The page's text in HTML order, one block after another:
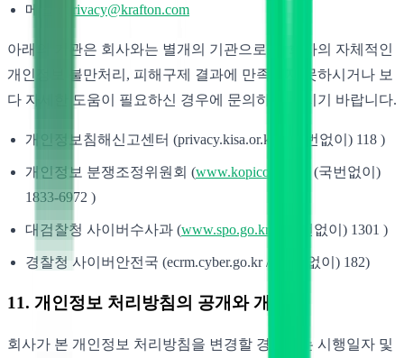
메일 : privacy@krafton.com
아래의 기관은 회사와는 별개의 기관으로서, 회사의 자체적인
개인정보 불만처리, 피해구제 결과에 만족하지 못하시거나 보
다 자세한 도움이 필요하신 경우에 문의하여 주시기 바랍니다.
개인정보침해신고센터 (privacy.kisa.or.kr / (국번없이) 118 )
개인정보 분쟁조정위원회 (www.kopico.go.kr
/ (국번없이)
1833-6972 )
대검찰청 사이버수사과 (www.spo.go.kr / (국번없이) 1301 )
경찰청 사이버안전국 (ecrm.cyber.go.kr / (국번없이) 182)
11. 개인정보 처리방침의 공개와 개정
회사가 본 개인정보 처리방침을 변경할 경우에는 시행일자 및